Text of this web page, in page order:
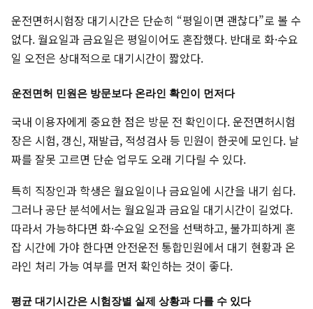
운전면허시험장 대기시간은 단순히 “평일이면 괜찮다”로 볼 수
없다. 월요일과 금요일은 평일이어도 혼잡했다. 반대로 화·수요
일 오전은 상대적으로 대기시간이 짧았다.
운전면허 민원은 방문보다 온라인 확인이 먼저다
국내 이용자에게 중요한 점은 방문 전 확인이다. 운전면허시험
장은 시험, 갱신, 재발급, 적성검사 등 민원이 한곳에 모인다. 날
짜를 잘못 고르면 단순 업무도 오래 기다릴 수 있다.
특히 직장인과 학생은 월요일이나 금요일에 시간을 내기 쉽다.
그러나 공단 분석에서는 월요일과 금요일 대기시간이 길었다.
따라서 가능하다면 화·수요일 오전을 선택하고, 불가피하게 혼
잡 시간에 가야 한다면 안전운전 통합민원에서 대기 현황과 온
라인 처리 가능 여부를 먼저 확인하는 것이 좋다.
평균 대기시간은 시험장별 실제 상황과 다를 수 있다